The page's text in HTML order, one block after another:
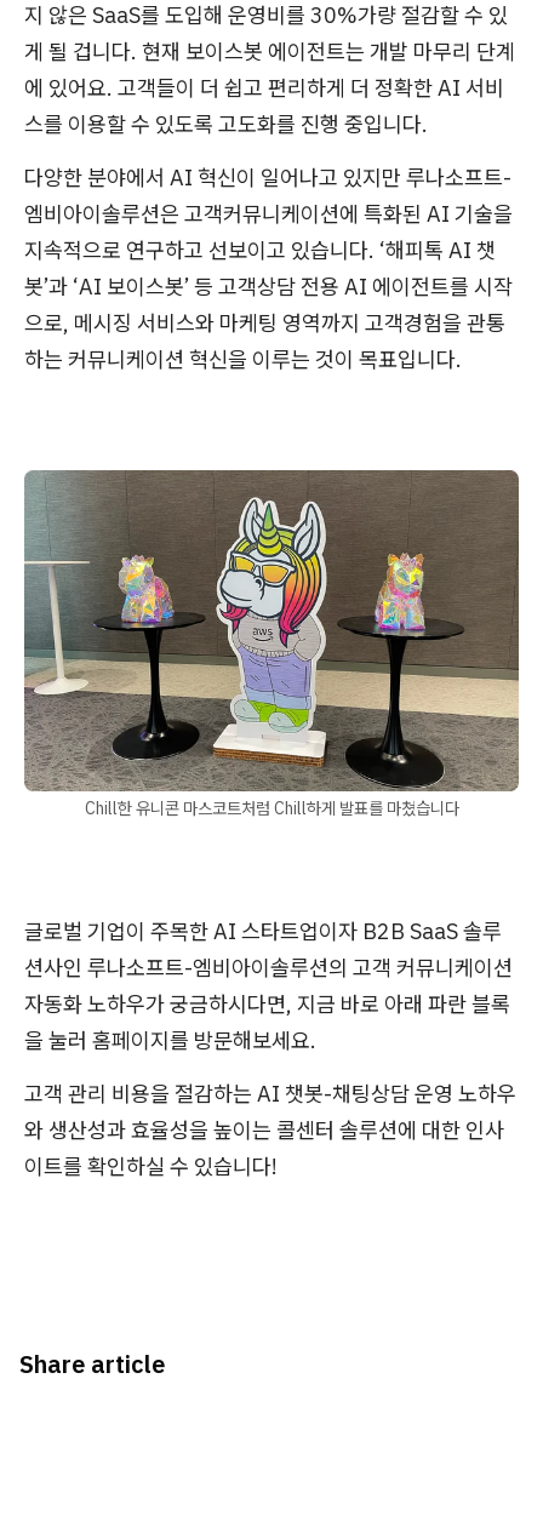
지 않은 SaaS를 도입해 운영비를 30%가량 절감할 수 있
게 될 겁니다. 현재 보이스봇 에이전트는 개발 마무리 단계
에 있어요. 고객들이 더 쉽고 편리하게 더 정확한 AI 서비
스를 이용할 수 있도록 고도화를 진행 중입니다.
다양한 분야에서 AI 혁신이 일어나고 있지만 루나소프트-
엠비아이솔루션은 고객커뮤니케이션에 특화된 AI 기술을
지속적으로 연구하고 선보이고 있습니다. ‘해피톡 AI 챗
봇’과 ‘AI 보이스봇’ 등 고객상담 전용 AI 에이전트를 시작
으로, 메시징 서비스와 마케팅 영역까지 고객경험을 관통
하는 커뮤니케이션 혁신을 이루는 것이 목표입니다.
Chill한 유니콘 마스코트처럼 Chill하게 발표를 마쳤습니다
글로벌 기업이 주목한 AI 스타트업이자 B2B SaaS 솔루
션사인 루나소프트-엠비아이솔루션의 고객 커뮤니케이션
자동화 노하우가 궁금하시다면, 지금 바로 아래 파란 블록
을 눌러 홈페이지를 방문해보세요.
고객 관리 비용을 절감하는 AI 챗봇-채팅상담 운영 노하우
와 생산성과 효율성을 높이는 콜센터 솔루션에 대한 인사
이트를 확인하실 수 있습니다!
Share article